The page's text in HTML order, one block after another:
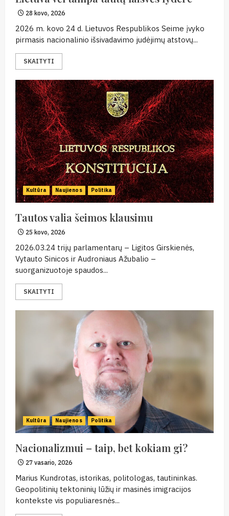
28 kovo, 2026
2026 m. kovo 24 d. Lietuvos Respublikos Seime įvyko
pirmasis nacionalinio išsivadavimo judėjimų atstovų...
SKAITYTI
Kultūra Naujienos Politika
Tautos valia šeimos klausimu
25 kovo, 2026
2026.03.24 trijų parlamentarų – Ligitos Girskienės,
Vytauto Sinicos ir Audroniaus Ažubalio –
suorganizuotoje spaudos...
SKAITYTI
Kultūra Naujienos Politika
Nacionalizmui – taip, bet kokiam gi?
27 vasario, 2026
Marius Kundrotas, istorikas, politologas, tautininkas.
Geopolitinių tektoninių lūžių ir masinės imigracijos
kontekste vis populiaresnės...